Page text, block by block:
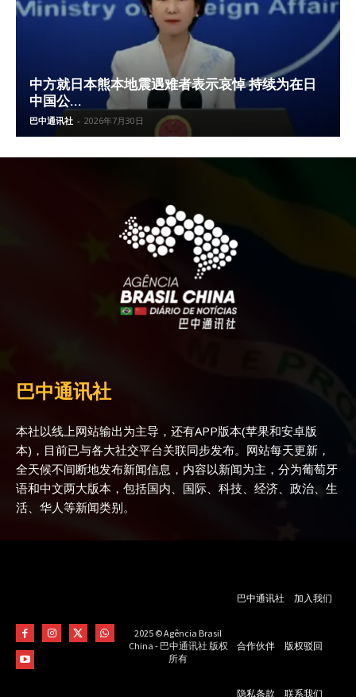
中方就日本熊本地震遇难者表示哀悼 持续为在日
中国公...
巴中通讯社 - 2026年7月30日
巴中通讯社
本社以线上网站输出为主导，还有APP版本(苹果和安卓版
本)，目前已与各大社交平台关联同步发布。网站每天更新，
全天候不间断地发布新闻信息，内容以新闻为主，分为葡萄牙
语和中文两大版本，包括国内、国际、科技、经济、政治、生
活、华人等新闻类别。
2025 © Agência Brasil
China - 巴中通讯社 版权
所有
巴中通讯社 加入我们
合作伙伴 版权驳回
隐私条款 联系我们